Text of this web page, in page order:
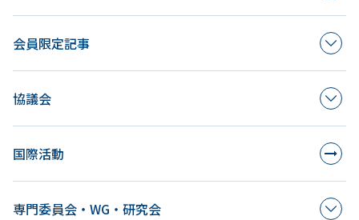
会員限定記事
協議会
国際活動
専門委員会・WG・研究会